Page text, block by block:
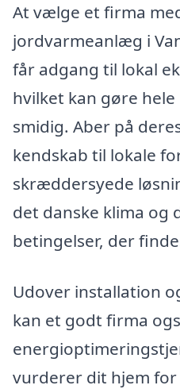
At vælge et firma
jordvarmeanlæg i
får adgang til lokal
hvilket kan gøre
smidig. Aber på
kendskab til lokale
skræddersyede
det danske klima og
betingelser, der
Udover installation
kan et godt firma
vurderer dit hjem